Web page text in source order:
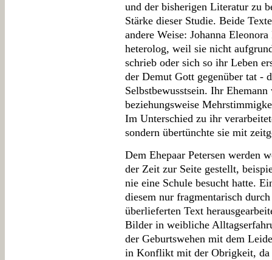
und der bisherigen Literatur zu
Stärke dieser Studie. Beide
andere Weise: Johanna
heterolog, weil sie nicht
schrieb oder sich so ihr Leben
der Demut Gott gegenüber tat -
Selbstbewusstsein. Ihr
beziehungsweise
Im Unterschied zu ihr
sondern übertünchte sie mit
Dem Ehepaar Petersen werden
der Zeit zur Seite gestellt,
nie eine Schule besucht hatte.
diesem nur fragmentarisch
überlieferten Text
Bilder in weibliche
der Geburtswehen mit dem
in Konflikt mit der Obrigkeit, da